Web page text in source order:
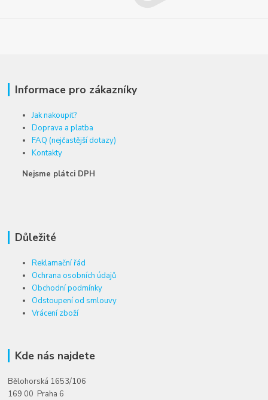
Informace pro zákazníky
Jak nakoupit?
Doprava a platba
FAQ (nejčastější dotazy)
Kontakty
Nejsme plátci DPH
Důležité
Reklamační řád
Ochrana osobních údajů
Obchodní podmínky
Odstoupení od smlouvy
Vrácení zboží
Kde nás najdete
Bělohorská 1653/106
169 00 Praha 6